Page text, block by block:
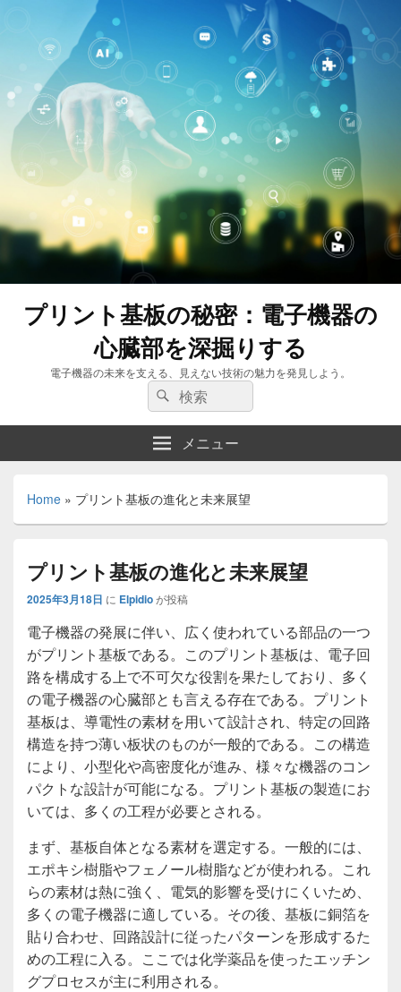
プリント基板の秘密：電子機器の
心臓部を深掘りする
電子機器の未来を支える、見えない技術の魅力を発見しよう。
検
索:
検
索
メニュー
Home » プリント基板の進化と未来展望
プリント基板の進化と未来展望
2025年3月18日 に Elpidioが投稿
電子機器の発展に伴い、広く使われている部品の一つ
がプリント基板である。 このプリント基板は、電子回
路を構成する上で不可欠な役割を果たしており、多く
の電子機器の心臓部とも言える存在である。プリント
基板は、導電性の素材を用いて設計され、特定の回路
構造を持つ薄い板状のものが一般的である。この構造
により、小型化や高密度化が進み、様々な機器のコン
パクトな設計が可能になる。プリント基板の製造にお
いては、多くの工程が必要とされる。
まず、基板自体となる素材を選定する。一般的には、
エポキシ樹脂やフェノール樹脂などが使われる。これ
らの素材は熱に強く、電気的影響を受けにくいため、
多くの電子機器に適している。その後、基板に銅箔を
貼り合わせ、回路設計に従ったパターンを形成するた
めの工程に入る。ここでは化学薬品を使ったエッチン
グプロセスが主に利用される。